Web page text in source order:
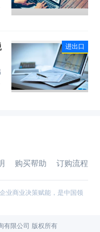
进出口
购买帮助 订购流程
业商业决策赋能，是中国领
有限公司 版权所有